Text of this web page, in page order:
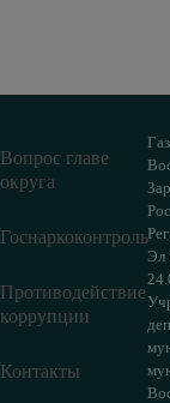
Вопрос главе
округа
Госнаркоконтроль
Противодействие
коррупции
Контакты
Эл